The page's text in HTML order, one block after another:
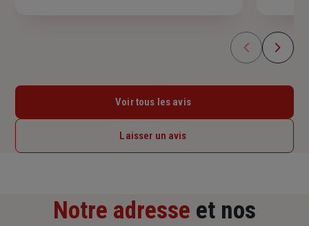
Voir tous les avis
Laisser un avis
Notre adresse et nos